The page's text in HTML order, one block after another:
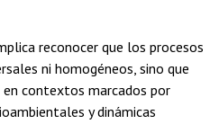
reconocer que los procesos
ni homogéneos, sino que
contextos marcados por
y dinámicas